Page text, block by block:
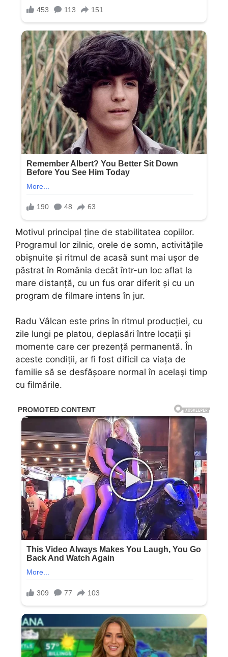
Motivul principal ține de stabilitatea copiilor.
Programul lor zilnic, orele de somn, activitățile
obișnuite și ritmul de acasă sunt mai ușor de
păstrat în România decât într-un loc aflat la
mare distanță, cu un fus orar diferit și cu un
program de filmare intens în jur.
Radu Vâlcan este prins în ritmul producției, cu
zile lungi pe platou, deplasări între locații și
momente care cer prezență permanentă. În
aceste condiții, ar fi fost dificil ca viața de
familie să se desfășoare normal în același timp
cu filmările.